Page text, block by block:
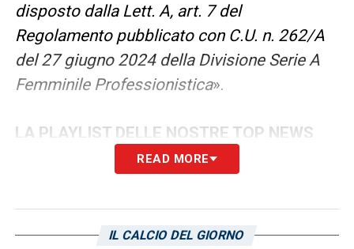
disposto dalla Lett. A, art. 7 del
Regolamento pubblicato con C.U. n. 262/A
del 27 giugno 2024 della Divisione Serie A
Femminile Professionistica».
LA PLAYLIST DELLE NOSTRE TOP NEWS
READ MORE
IL CALCIO DEL GIORNO